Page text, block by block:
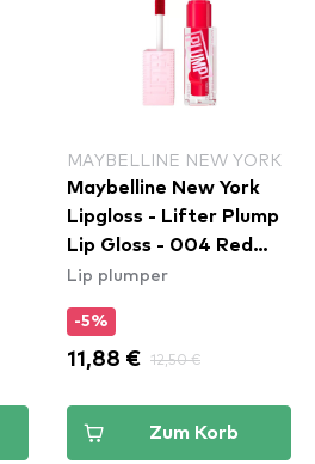
MAYBELLINE NEW YORK
Maybelline New York
Lipgloss - Lifter Plump
Lip Gloss - 004 Red
Flag
Lip plumper
-5%
11,88 € 12,50 €
Zum Korb